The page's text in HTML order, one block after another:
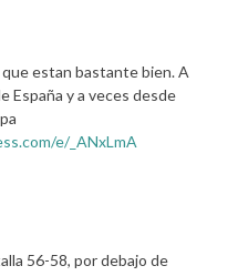
estan bastante bien. A
España y a veces desde
e/_ANxLmA
56-58, por debajo de